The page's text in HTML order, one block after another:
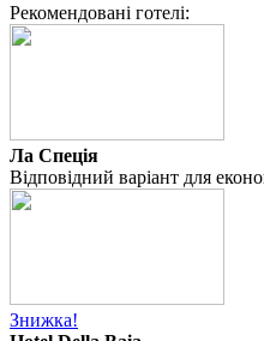
Рекомендовані готелі:
Ла Спеція
Відповідний варіант для
Знижка!